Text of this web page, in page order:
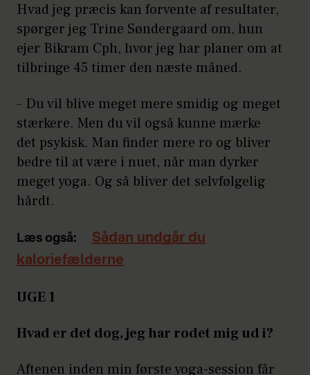
Hvad jeg præcis kan forvente af resultater,
spørger jeg Trine Søndergaard om, hun
ejer Bikram Cph, hvor jeg har planer om at
tilbringe 45 timer den næste måned.
– Du vil blive meget mere smidig og meget
stærkere. Men du vil også kunne mærke
det psykisk. Man finder mere ro og bliver
bedre til at være i nuet, når man dyrker
meget yoga. Og så bliver det selvfølgelig
hårdt.
Læs også:
Sådan undgår du
kaloriefælderne
UGE 1
Hvad er det dog, jeg har rodet mig ud i?
Aftenen inden min første yoga-session får